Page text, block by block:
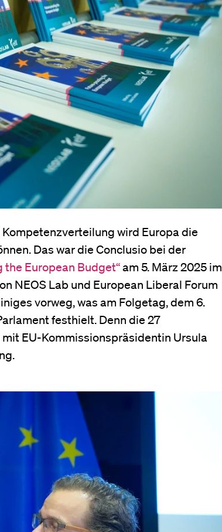
wird Europa die
Das war die Conclusio bei der
the European Budget“am 5. März 2025 im
NEOS Lab und European Liberal Forum
vorweg, was am Folgetag, dem 6.
festhielt. Denn die 27
EU-Kommissionspräsidentin Ursula